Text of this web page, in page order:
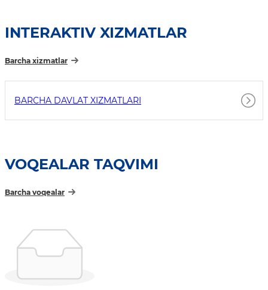
INTERAKTIV XIZMATLAR
Barcha xizmatlar
BARCHA DAVLAT XIZMATLARI
VOQEALAR TAQVIMI
Barcha voqealar